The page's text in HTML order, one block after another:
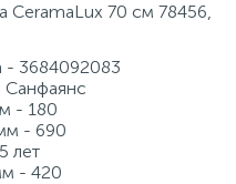
CeramaLux 70 см 78456,
- 3684092083
Санфаянс
- 180
- 690
лет
- 420